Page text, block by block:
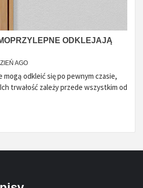
ODKLEJAJĄ
AGO
mogą odkleić się po pewnym czasie,
trwałość zależy przede wszystkim od